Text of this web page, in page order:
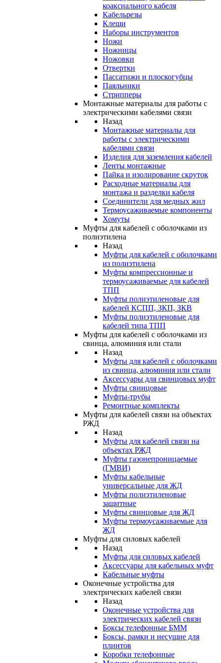
коаксиального кабеля
Кабельрезы
Клещи
Наборы инструментов
Ножи
Ножницы
Ножовки
Отвертки
Пассатижи и плоскогубцы
Паяльники
Стрипперы
Монтажные материалы для работы с
электрическими кабелями связи
Назад
Монтажные материалы для
работы с электрическими
кабелями связи
Изделия для заземления кабелей
Ленты монтажные
Пайка и изолирование скруток
Расходные материалы для
монтажа и разделки кабеля
Соединители для медных жил
Термоусаживаемые компоненты
Хомуты
Муфты для кабелей с оболочками из
полиэтилена
Назад
Муфты для кабелей с оболочками
из полиэтилена
Муфты компрессионные и
термоусаживаемые для кабелей
ТПП
Муфты полиэтиленовые для
кабелей КСПП, ЗКП, ЗКВ
Муфты полиэтиленовые для
кабелей типа ТПП
Муфты для кабелей с оболочками из
свинца, алюминия или стали
Назад
Муфты для кабелей с оболочками
из свинца, алюминия или стали
Аксессуары для свинцовых муфт
Муфты свинцовые
Муфты-трубы
Ремонтные комплекты
Муфты для кабелей связи на объектах
РЖД
Назад
Муфты для кабелей связи на
объектах РЖД
Муфты газонепроницаемые
(ГМВИ)
Муфты кабельные
универсальные для ЖД
Муфты полиэтиленовые
защитные
Муфты свинцовые для ЖД
Муфты термоусаживаемые для
ЖД
Муфты для силовых кабелей
Назад
Муфты для силовых кабелей
Аксессуары для кабельных муфт
Кабельные муфты
Оконечные устройства для
электрических кабелей связи
Назад
Оконечные устройства для
электрических кабелей связи
Боксы телефонные БММ
Боксы, рамки и несущие для
плинтов
Коробки телефонные